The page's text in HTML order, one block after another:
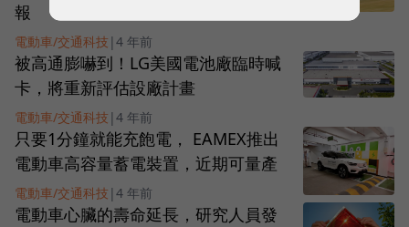
報
電動車/交通科技 | 4 年前
被高通膨嚇到！LG美國電池廠臨時喊
卡，將重新評估設廠計畫
電動車/交通科技 | 4 年前
只要1分鐘就能充飽電， EAMEX推出
電動車高容量蓄電裝置，近期可量產
電動車/交通科技 | 4 年前
電動車心臟的壽命延長，研究人員發